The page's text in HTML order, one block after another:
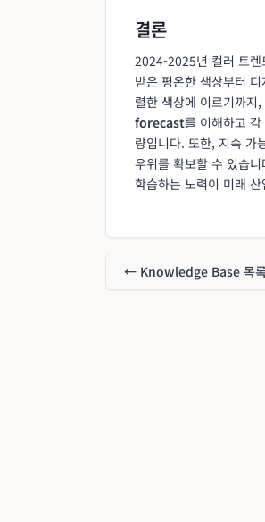
결론
2024-2025년 컬러 트렌
받은 평온한 색상부터
렬한 색상에 이르기까지
forecast를 이해하고
량입니다. 또한, 지속 가
우위를 확보할 수 있습
학습하는 노력이 미래
← Knowledge Base 목